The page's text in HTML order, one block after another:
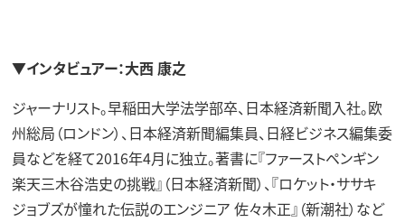
▼インタビュアー：大西 康之
ジャーナリスト。早稲田大学法学部卒、日本経済新聞入社。欧
州総局（ロンドン）、日本経済新聞編集員、日経ビジネス編集委
員などを経て2016年4月に独立。著書に『ファーストペンギン
楽天三木谷浩史の挑戦』（日本経済新聞）、『ロケット・ササキ
ジョブズが憧れた伝説のエンジニア 佐々木正』（新潮社）など